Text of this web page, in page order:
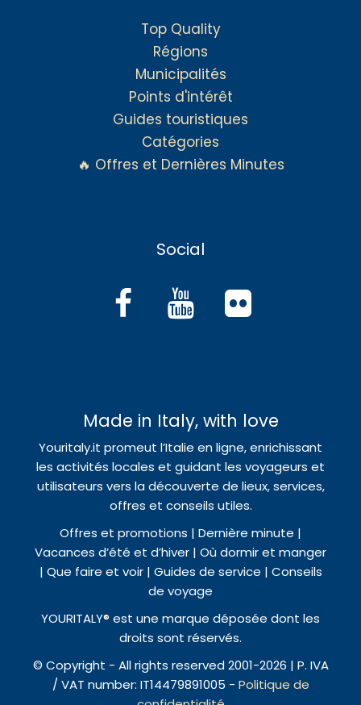
Top Quality
Régions
Municipalités
Points d'intérêt
Guides touristiques
Catégories
🔥 Offres et Dernières Minutes
Social
Made in Italy, with love
Youritaly.it promeut l’Italie en ligne, enrichissant
les activités locales et guidant les voyageurs et
utilisateurs vers la découverte de lieux, services,
offres et conseils utiles.
Offres et promotions | Dernière minute |
Vacances d’été et d’hiver | Où dormir et manger
| Que faire et voir | Guides de service | Conseils
de voyage
YOURITALY® est une marque déposée dont les
droits sont réservés.
© Copyright - All rights reserved 2001-2026 | P. IVA
/ VAT number: IT14479891005 - Politique de